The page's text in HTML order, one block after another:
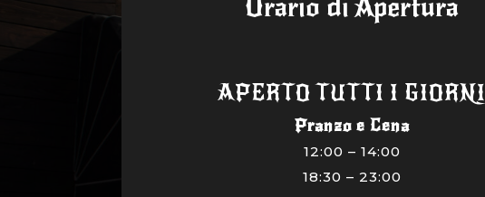
Orario di Apertura
APERTO TUTTI I GIORNI
Pranzo e Cena
12:00 – 14:00
18:30 – 23:00